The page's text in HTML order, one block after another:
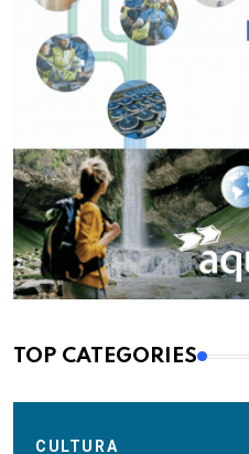
TOP CATEGORIES
CULTURA